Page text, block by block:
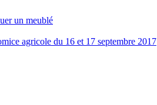
un meublé
agricole du 16 et 17 septembre 2017